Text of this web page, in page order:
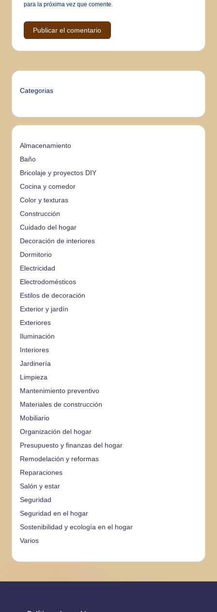
para la próxima vez que comente.
Categorias
Almacenamiento
Baño
Bricolaje y proyectos DIY
Cocina y comedor
Color y texturas
Construcción
Cuidado del hogar
Decoración de interiores
Dormitorio
Electricidad
Electrodomésticos
Estilos de decoración
Exterior y jardín
Exteriores
Iluminación
Interiores
Jardinería
Limpieza
Mantenimiento preventivo
Materiales de construcción
Mobiliario
Organización del hogar
Presupuesto y finanzas del hogar
Remodelación y reformas
Reparaciones
Salón y estar
Seguridad
Seguridad en el hogar
Sostenibilidad y ecología en el hogar
Varios